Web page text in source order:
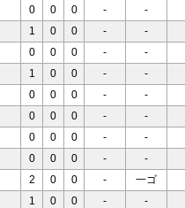
0 0 0 - -
1 0 0 - -
0 0 0 - -
1 0 0 - -
0 0 0 - -
0 0 0 - -
0 0 0 - -
0 0 0 - -
2 0 0 - 一ゴ
1 0 0 - -